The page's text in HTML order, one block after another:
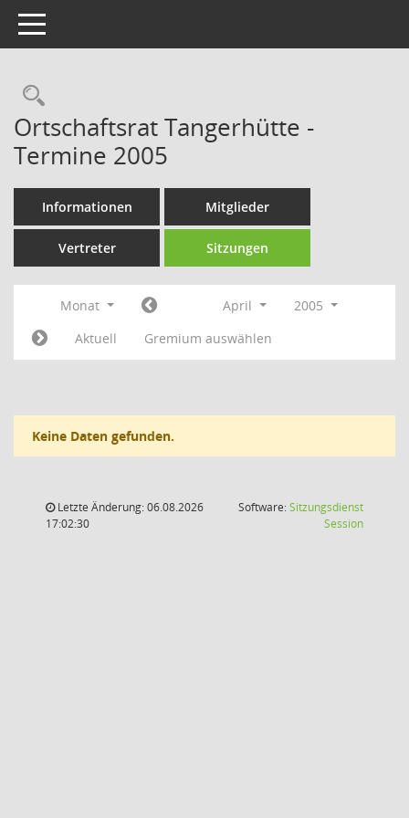
Toggle navigation
Rechercheauswahl
Ortschaftsrat Tangerhütte -
Termine 2005
Informationen Mitglieder
Vertreter Sitzungen
Monat April
2005
Aktuell
Gremium auswählen
Keine Daten gefunden.
Letzte Änderung: 06.08.2026
17:02:30
Software:Sitzungsdienst
Session(Wird in